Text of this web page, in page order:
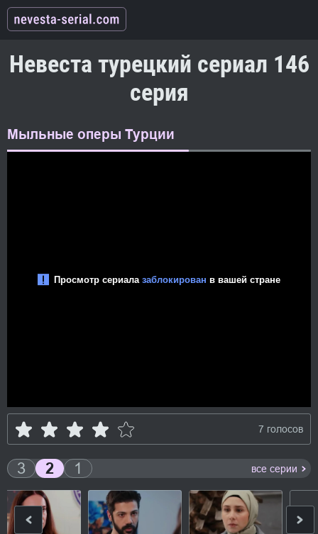
Невеста турецкий сериал 146
серия
Мыльные оперы Турции
7 голосов
3 2 1 все серии